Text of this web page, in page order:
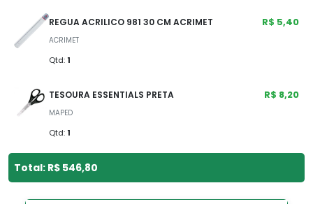
REGUA ACRILICO 981 30 CM ACRIMET
ACRIMET
Qtd: 1
R$ 5,40
TESOURA ESSENTIALS PRETA
MAPED
Qtd: 1
R$ 8,20
Total: R$ 546,80